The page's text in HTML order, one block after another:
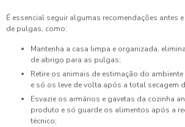
É essencial seguir algumas recomendações antes
de pulgas, como:
Mantenha a casa limpa e organizada, eliminando possíveis locais
de abrigo para as pulgas;
Retire os animais de estimação do ambiente antes do procedimento
e só os leve de volta após a total secagem
Esvazie os armários e gavetas da cozinha antes da aplicação do
produto e só guarde os alimentos após a
técnico;